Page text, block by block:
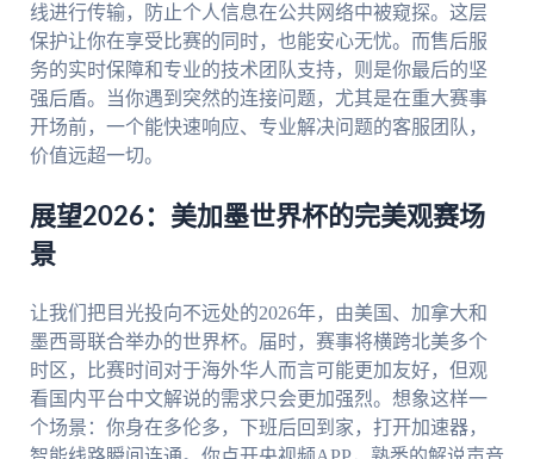
线进行传输，防止个人信息在公共网络中被窥探。这层
保护让你在享受比赛的同时，也能安心无忧。而售后服
务的实时保障和专业的技术团队支持，则是你最后的坚
强后盾。当你遇到突然的连接问题，尤其是在重大赛事
开场前，一个能快速响应、专业解决问题的客服团队，
价值远超一切。
展望2026：美加墨世界杯的完美观赛场
景
让我们把目光投向不远处的2026年，由美国、加拿大和
墨西哥联合举办的世界杯。届时，赛事将横跨北美多个
时区，比赛时间对于海外华人而言可能更加友好，但观
看国内平台中文解说的需求只会更加强烈。想象这样一
个场景：你身在多伦多，下班后回到家，打开加速器，